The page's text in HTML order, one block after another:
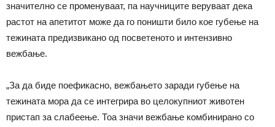
значително се променуваат, па научниците веруваат дека
растот на апетитот може да го поништи било кое губење на
тежината предизвикано од посветеното и интензивно
вежбање.
„За да биде поефикасно, вежбањето заради губење на
тежината мора да се интегрира во целокупниот животен
пристап за слабеење. Тоа значи вежбање комбинирано со